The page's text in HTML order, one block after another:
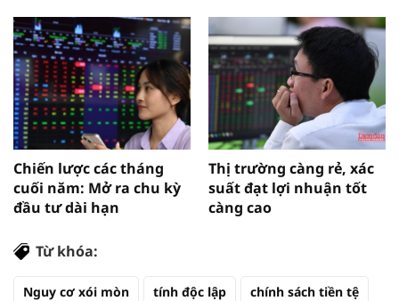
Chiến lược các tháng
cuối năm: Mở ra chu kỳ
đầu tư dài hạn
Thị trường càng rẻ, xác
suất đạt lợi nhuận tốt
càng cao
Từ khóa:
Nguy cơ xói mòn tính độc lập chính sách tiền tệ